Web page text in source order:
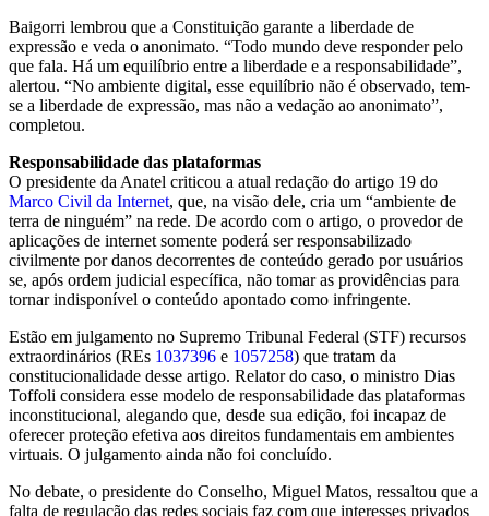
Baigorri lembrou que a Constituição garante a liberdade de
expressão e veda o anonimato. “Todo mundo deve responder pelo
que fala. Há um equilíbrio entre a liberdade e a responsabilidade”,
alertou. “No ambiente digital, esse equilíbrio não é observado, tem-
se a liberdade de expressão, mas não a vedação ao anonimato”,
completou.
Responsabilidade das plataformas
O presidente da Anatel criticou a atual redação do artigo 19 do
Marco Civil da Internet, que, na visão dele, cria um “ambiente de
terra de ninguém” na rede. De acordo com o artigo, o provedor de
aplicações de internet somente poderá ser responsabilizado
civilmente por danos decorrentes de conteúdo gerado por usuários
se, após ordem judicial específica, não tomar as providências para
tornar indisponível o conteúdo apontado como infringente.
Estão em julgamento no Supremo Tribunal Federal (STF) recursos
extraordinários (REs 1037396 e 1057258) que tratam da
constitucionalidade desse artigo. Relator do caso, o ministro Dias
Toffoli considera esse modelo de responsabilidade das plataformas
inconstitucional, alegando que, desde sua edição, foi incapaz de
oferecer proteção efetiva aos direitos fundamentais em ambientes
virtuais. O julgamento ainda não foi concluído.
No debate, o presidente do Conselho, Miguel Matos, ressaltou que a
falta de regulação das redes sociais faz com que interesses privados